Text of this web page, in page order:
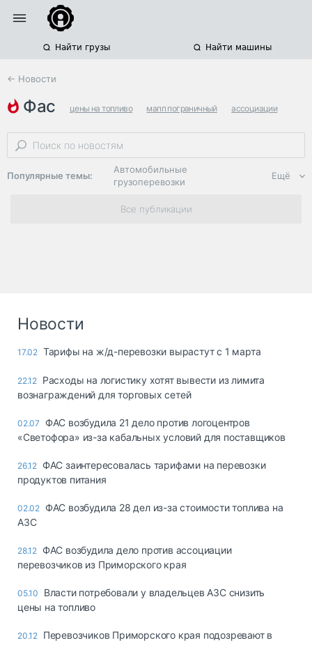
Найти грузы Найти машины
← Новости
фас цены на топливо мапп пограничный ассоциации
Популярные темы:
Автомобильные
грузоперевозки
Региональная
логистика
опасные грузы
Безопасность и
страхование
Таможня и ВЭД
Склады и
терминалы
Автосервис,
запчасти, шины
автохимия
Дзен
Ещё
Все публикации
Новости
17.02 Тарифы на ж/д-перевозки вырастут с 1 марта
22.12 Расходы на логистику хотят вывести из лимита
вознаграждений для торговых сетей
02.07
ФАС возбудила 21 дело против логоцентров
«Светофора» из-за кабальных условий для поставщиков
26.12 ФАС заинтересовалась тарифами на перевозки
продуктов питания
02.02 ФАС возбудила 28 дел из-за стоимости топлива на
АЗС
28.12 ФАС возбудила дело против ассоциации
перевозчиков из Приморского края
05.10
Власти потребовали у владельцев АЗС снизить
цены на топливо
20.12 Перевозчиков Приморского края подозревают в